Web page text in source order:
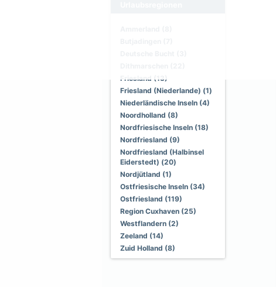
Friesland (13)
Friesland (Niederlande) (1)
Niederländische Inseln (4)
Noordholland (8)
Nordfriesische Inseln (18)
Nordfriesland (9)
Nordfriesland (Halbinsel
Eiderstedt) (20)
Nordjütland (1)
Ostfriesische Inseln (34)
Ostfriesland (119)
Region Cuxhaven (25)
Westflandern (2)
Zeeland (14)
Zuid Holland (8)